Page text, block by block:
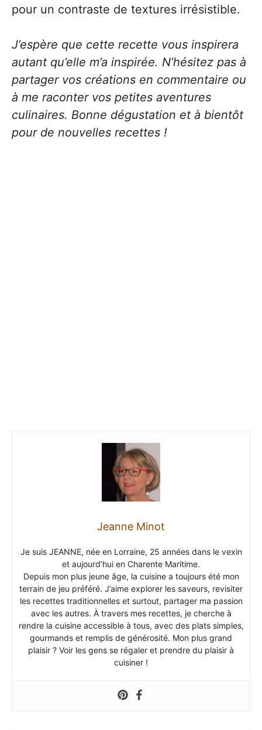
pour un contraste de textures irrésistible.
J’espère que cette recette vous inspirera
autant qu’elle m’a inspirée. N’hésitez pas à
partager vos créations en commentaire ou
à me raconter vos petites aventures
culinaires. Bonne dégustation et à bientôt
pour de nouvelles recettes !
Jeanne Minot
Je suis JEANNE, née en Lorraine, 25 années dans le vexin
et aujourd’hui en Charente Maritime.
Depuis mon plus jeune âge, la cuisine a toujours été mon
terrain de jeu préféré. J’aime explorer les saveurs, revisiter
les recettes traditionnelles et surtout, partager ma passion
avec les autres. À travers mes recettes, je cherche à
rendre la cuisine accessible à tous, avec des plats simples,
gourmands et remplis de générosité. Mon plus grand
plaisir ? Voir les gens se régaler et prendre du plaisir à
cuisiner !